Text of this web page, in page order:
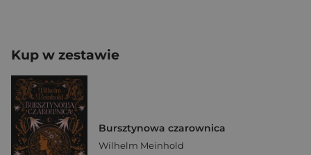
Kup w zestawie
Bursztynowa czarownica
Wilhelm Meinhold